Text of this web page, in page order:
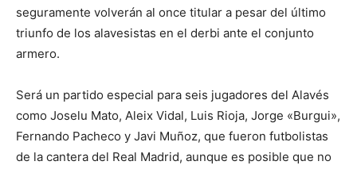
seguramente volverán al once titular a pesar del último
triunfo de los alavesistas en el derbi ante el conjunto
armero.
Será un partido especial para seis jugadores del Alavés
como Joselu Mato, Aleix Vidal, Luis Rioja, Jorge «Burgui»,
Fernando Pacheco y Javi Muñoz, que fueron futbolistas
de la cantera del Real Madrid, aunque es posible que no